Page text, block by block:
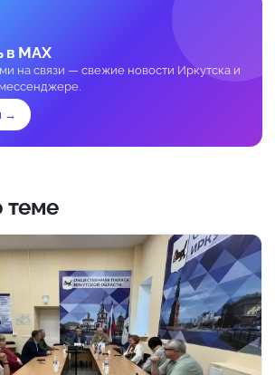
MAX
на связи — свежие новости Иркутска и
→
теме